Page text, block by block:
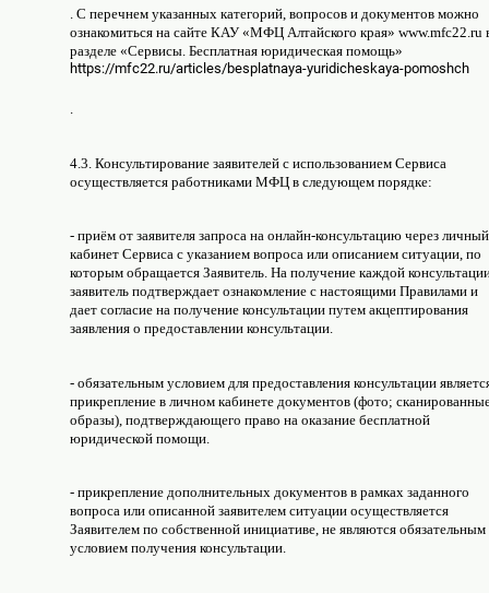
. С перечнем указанных категорий, вопросов и документов можно
ознакомиться на сайте КАУ «МФЦ Алтайского края» www.mfc22.ru
разделе «Сервисы. Бесплатная юридическая помощь»
https://mfc22.ru/articles/besplatnaya-yuridicheskaya-pomoshch
.
4.3. Консультирование заявителей с использованием Сервиса
осуществляется работниками МФЦ в следующем порядке:
- приём от заявителя запроса на онлайн-консультацию через личный
кабинет Сервиса с указанием вопроса или описанием ситуации, по
которым обращается Заявитель. На получение каждой
заявитель подтверждает ознакомление с настоящими Правилами и
дает согласие на получение консультации путем акцептирования
заявления о предоставлении консультации.
- обязательным условием для предоставления консультации
прикрепление в личном кабинете документов (фото;
образы), подтверждающего право на оказание бесплатной
юридической помощи.
- прикрепление дополнительных документов в рамках заданного
вопроса или описанной заявителем ситуации осуществляется
Заявителем по собственной инициативе, не являются обязательным
условием получения консультации.